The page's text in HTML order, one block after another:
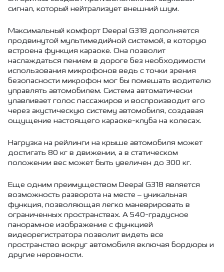
сигнал, который нейтрализует внешний шум.
Максимальный комфорт Deepal G318 дополняется
продвинутой мультимедийной системой, в которую
встроена функция караоке. Она позволит
наслаждаться пением в дороге без необходимости
использования микрофонов ведь с точки зрения
безопасности микрофон мог бы помешать водителю
управлять автомобилем. Система автоматически
улавливает голос пассажиров и воспроизводит его
через акустическую систему автомобиля, создавая
ощущение настоящего караоке-клуба на колесах.
Нагрузка на рейлинги на крыше автомобиля может
достигать 80 кг в движении, а в статическом
положении вес может быть увеличен до 300 кг.
Еще одним преимуществом Deepal G318 является
возможность разворота на месте – уникальная
функция, позволяющая легко маневрировать в
ограниченных пространствах. А 540-градусное
панорамное изображение с функцией
видеорегистратора позволит видеть все
пространство вокруг автомобиля включая бордюры и
другие неровности.